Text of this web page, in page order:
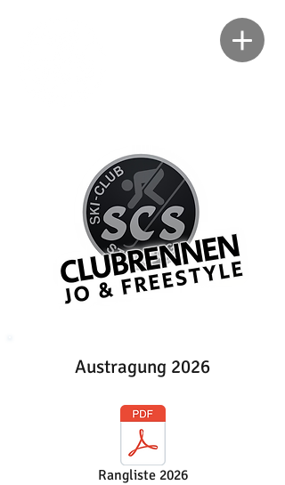
Austragung 2026
Rangliste 2026